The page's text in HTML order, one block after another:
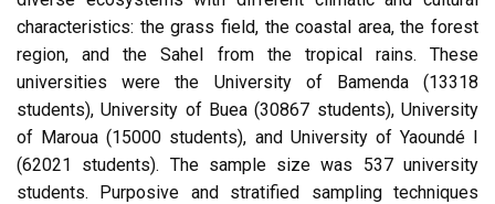
characteristics: the grass field, the coastal area, the forest
region, and the Sahel from the tropical rains. These
universities were the University of Bamenda (13318
students), University of Buea (30867 students), University
of Maroua (15000 students), and University of Yaoundé I
(62021 students). The sample size was 537 university
students. Purposive and stratified sampling techniques